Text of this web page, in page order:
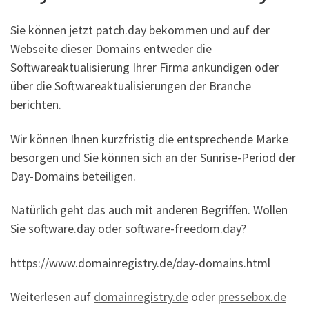
Sie können jetzt patch.day bekommen und auf der
Webseite dieser Domains entweder die
Softwareaktualisierung Ihrer Firma ankündigen oder
über die Softwareaktualisierungen der Branche
berichten.
Wir können Ihnen kurzfristig die entsprechende Marke
besorgen und Sie können sich an der Sunrise-Period der
Day-Domains beteiligen.
Natürlich geht das auch mit anderen Begriffen. Wollen
Sie software.day oder software-freedom.day?
https://www.domainregistry.de/day-domains.html
Weiterlesen auf domainregistry.de oder pressebox.de